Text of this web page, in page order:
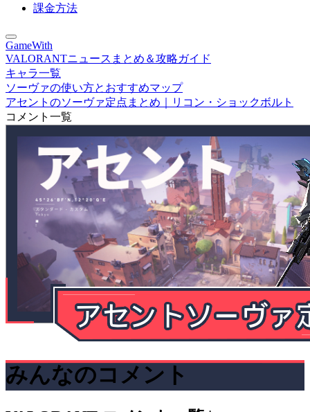
課金方法
GameWith
VALORANTニュースまとめ＆攻略ガイド
キャラ一覧
ソーヴァの使い方とおすすめマップ
アセントのソーヴァ定点まとめ｜リコン・ショックボルト
コメント一覧
みんなのコメント